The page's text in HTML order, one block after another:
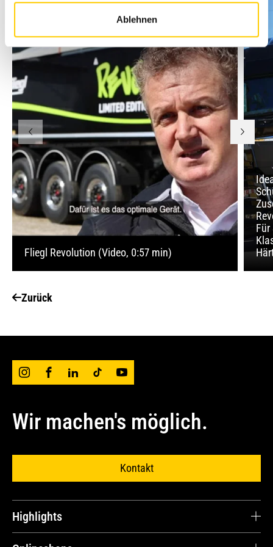
Ablehnen
Fliegl Revolution (Video, 0:57 min)
Zurück
Wir machen's möglich.
Kontakt
Highlights